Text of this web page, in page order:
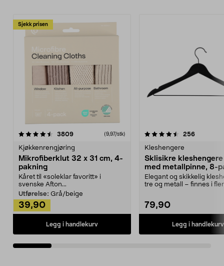
Sjekk prisen
3809anmeldelser(9,97/stk)
Kjøkkenrengjøring
Mikrofiberklut 32 x 31 cm, 4-
pakning
Kåret til «soleklar favoritt» i
svenske Afton...
Utførelse: Grå/beige
39,90
Legg i handlekurv
4.5av 5 stjerner 256
Kleshengere
Sklisikre
med metallpinne, 8-
Elegant og skikkelig
tre og metall – finnes i
79,90
Legg i handlekurv
4.5av 5 stjerner